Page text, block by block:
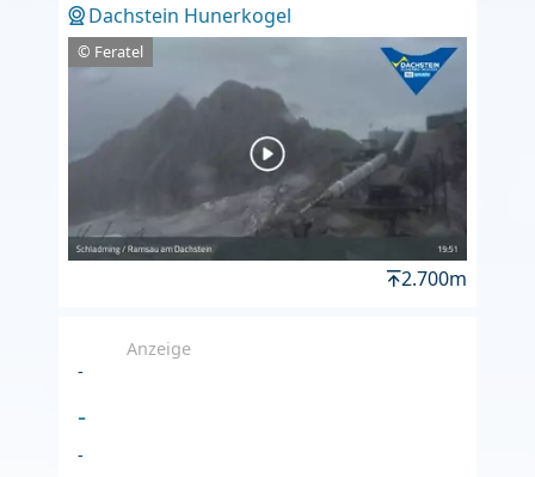
Dachstein Hunerkogel
© Feratel
2.700m
Anzeige
-
-
-